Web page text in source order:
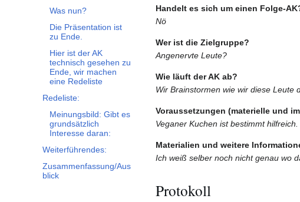
Was nun?
Die Präsentation ist
zu Ende.
Hier ist der AK
technisch gesehen zu
Ende, wir machen
eine Redeliste
Redeliste:
Meinungsbild: Gibt es
grundsätzlich
Interesse daran:
Weiterführendes:
Zusammenfassung/Aus
blick
Handelt es sich um einen Folge-
Nö
Wer ist die Zielgruppe?
Angenervte Leute?
Wie läuft der AK ab?
Wir Brainstormen wie wir diese Leute
Voraussetzungen (materielle und
Veganer Kuchen ist bestimmt hilfreich.
Materialien und weitere
Ich weiß selber noch nicht genau wo
Protokoll